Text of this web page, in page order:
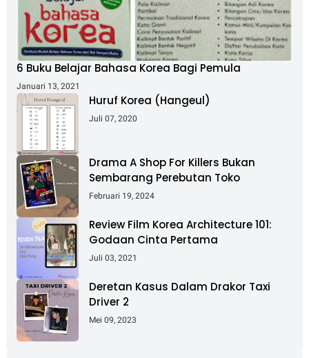
6 Buku Belajar Bahasa Korea Bagi Pemula
Januari 13, 2021
Huruf Korea (Hangeul)
Juli 07, 2020
Drama A Shop For Killers Bukan
Sembarang Perebutan Toko
Februari 19, 2024
Review Film Korea Architecture 101:
Godaan Cinta Pertama
Juli 03, 2021
Deretan Kasus Dalam Drakor Taxi
Driver 2
Mei 09, 2023